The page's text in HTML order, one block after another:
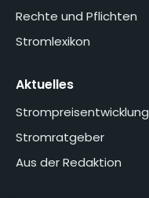
Rechte und Pflichten
Stromlexikon
Aktuelles
Strompreisentwicklung
Stromratgeber
Aus der Redaktion